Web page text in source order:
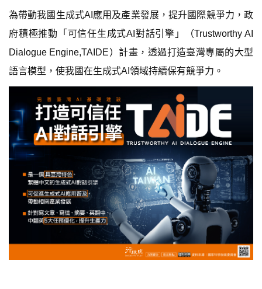
為帶動我國生成式AI應用及產業發展，提升國際競爭力，政
府積極推動「可信任生成式AI對話引擎」（Trustworthy AI
Dialogue Engine,TAIDE）計畫，透過打造臺灣專屬的大型
語言模型，使我國在生成式AI領域持續保有競爭力。